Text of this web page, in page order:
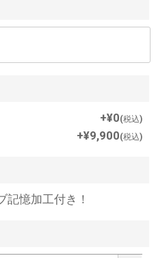
+¥0 税込
+¥9,900 税込
憶加工付き！